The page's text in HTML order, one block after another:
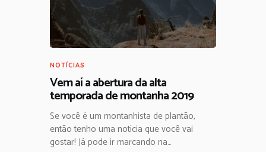
NOTÍCIAS
Vem aí a abertura da alta
temporada de montanha 2019
Se você é um montanhista de plantão,
então tenho uma notícia que você vai
gostar! Já pode ir marcando na…